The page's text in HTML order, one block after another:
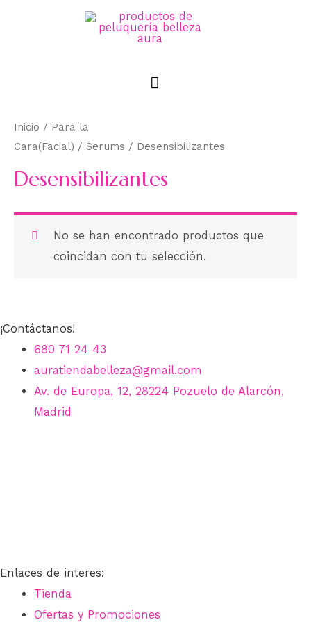
MENÚ
Inicio / Para la
Cara(Facial) / Serums / Desensibilizantes
Desensibilizantes
No se han encontrado productos que
coincidan con tu selección.
¡Contáctanos!
680 71 24 43
auratiendabelleza@gmail.com
Av. de Europa, 12, 28224 Pozuelo de Alarcón,
Madrid
Enlaces de interes:
Tienda
Ofertas y Promociones